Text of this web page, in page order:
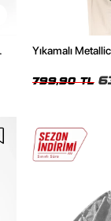
Yıkamalı
799,90 TL